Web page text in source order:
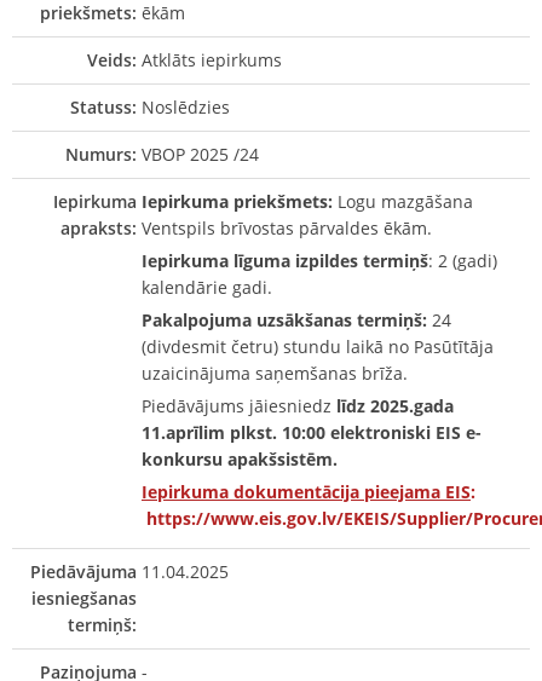
priekšmets: ēkām
Veids: Atklāts iepirkums
Statuss: Noslēdzies
Numurs: VBOP 2025 /24
Iepirkuma
apraksts:
Iepirkuma priekšmets: Logu mazgāšana
Ventspils brīvostas pārvaldes ēkām.
Iepirkuma līguma izpildes termiņš: 2 (gadi)
kalendārie gadi.
Pakalpojuma uzsākšanas termiņš: 24
(divdesmit četru) stundu laikā no Pasūtītāja
uzaicinājuma saņemšanas brīža.
Piedāvājums jāiesniedz līdz 2025.gada
11.aprīlim plkst. 10:00 elektroniski EIS e-
konkursu apakšsistēm.
Iepirkuma dokumentācija pieejama EIS:
https://www.eis.gov.lv/EKEIS/Supplier/
Piedāvājuma
iesniegšanas
termiņš:
11.04.2025
Paziņojuma -